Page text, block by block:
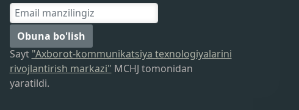
Obuna bo'lish
Sayt "Axborot-kommunikatsiya texnologiyalarini
rivojlantirish markazi" MCHJ tomonidan
yaratildi.